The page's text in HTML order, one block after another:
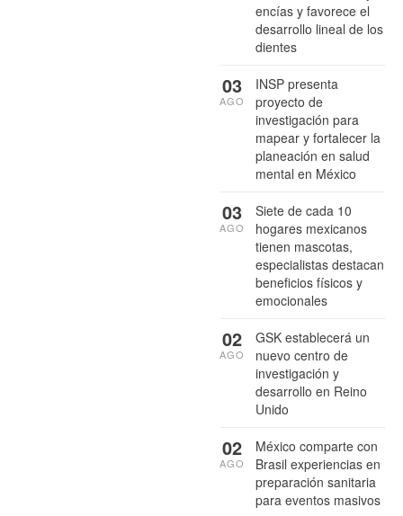
encías y favorece el
desarrollo lineal de los
dientes
INSP presenta
proyecto de
investigación para
mapear y fortalecer la
planeación en salud
mental en México
03
AGO
Siete de cada 10
hogares mexicanos
tienen mascotas,
especialistas destacan
beneficios físicos y
emocionales
03
AGO
GSK establecerá un
nuevo centro de
investigación y
desarrollo en Reino
Unido
02
AGO
México comparte con
Brasil experiencias en
preparación sanitaria
para eventos masivos
02
AGO